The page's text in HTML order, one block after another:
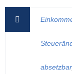
absetzbar,